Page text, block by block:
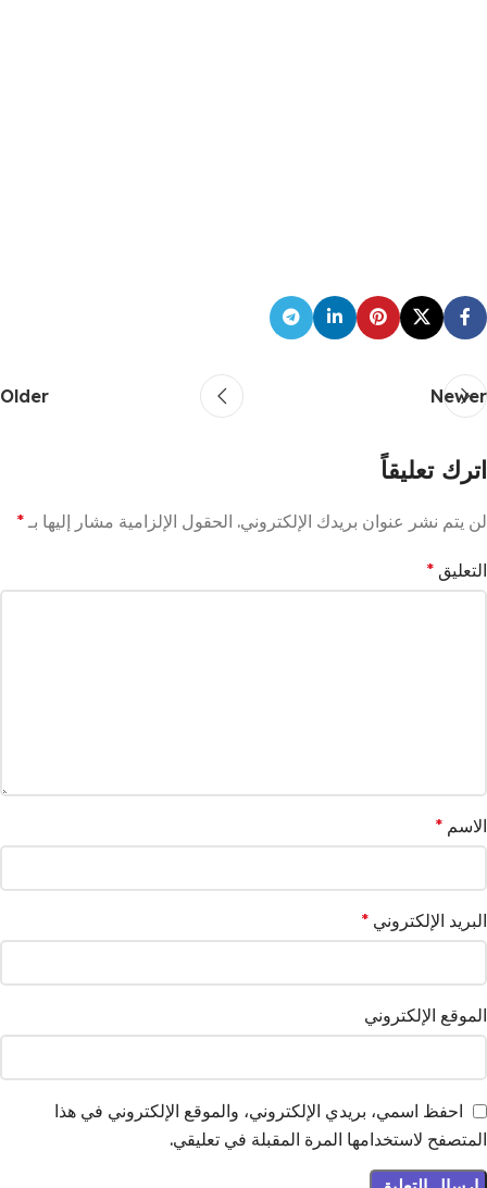
Newer
Older
اترك تعليقاً
لن يتم نشر عنوان بريدك الإلكتروني. الحقول الإلزامية مشار إليها بـ *
التعليق *
الاسم *
البريد الإلكتروني *
الموقع الإلكتروني
احفظ اسمي، بريدي الإلكتروني، والموقع الإلكتروني في هذا
المتصفح لاستخدامها المرة المقبلة في تعليقي.